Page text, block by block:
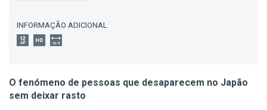
INFORMAÇÃO ADICIONAL
O fenómeno de pessoas que desaparecem no Japão
sem deixar rasto